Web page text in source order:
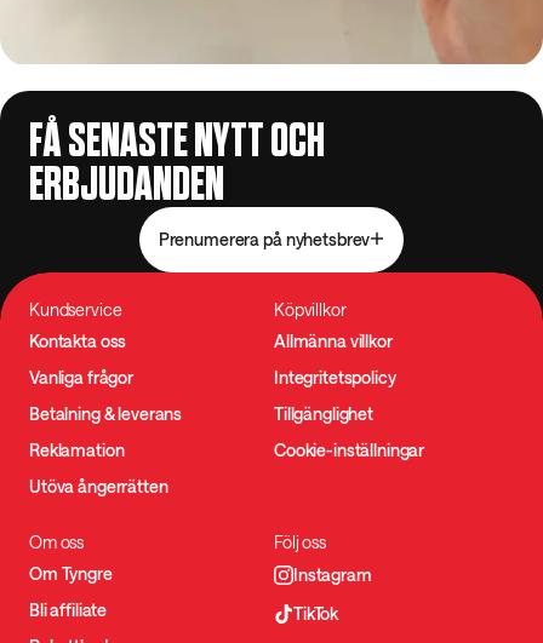
FÅ SENASTE NYTT OCH
ERBJUDANDEN
Prenumerera på nyhetsbrev
Kundservice
Kontakta oss
Vanliga frågor
Betalning & leverans
Reklamation
Utöva ångerrätten
Köpvillkor
Allmänna villkor
Integritetspolicy
Tillgänglighet
Cookie-inställningar
Om oss
Om Tyngre
Bli affiliate
Följ oss
Instagram
TikTok